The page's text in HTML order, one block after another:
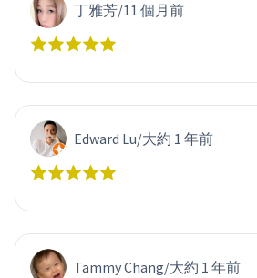
丁雅芳/11 個月前
Edward Lu/大約 1 年前
Tammy Chang/大約 1 年前